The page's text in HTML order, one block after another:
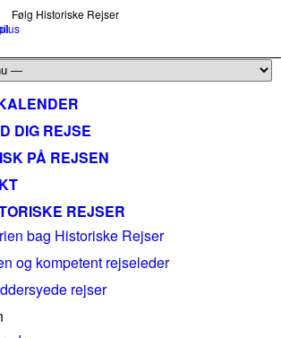
Følg Historiske Rejser
DIG REJSE
PÅ REJSEN
REJSER
bag Historiske Rejser
og kompetent rejseleder
rejser